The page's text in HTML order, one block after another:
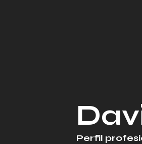
Perfil